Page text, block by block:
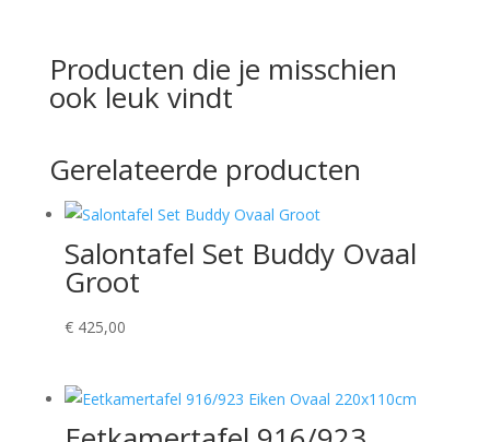
Producten die je misschien
ook leuk vindt
Gerelateerde producten
Salontafel Set Buddy Ovaal
Groot
€425,00